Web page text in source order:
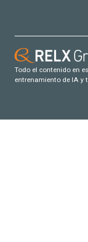
Todo el contenido en
entrenamiento de IA y